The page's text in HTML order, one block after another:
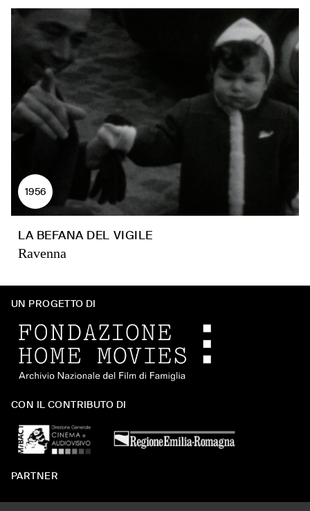
1956
LA BEFANA DEL VIGILE
Ravenna
UN PROGETTO DI
CON IL CONTRIBUTO DI
PARTNER